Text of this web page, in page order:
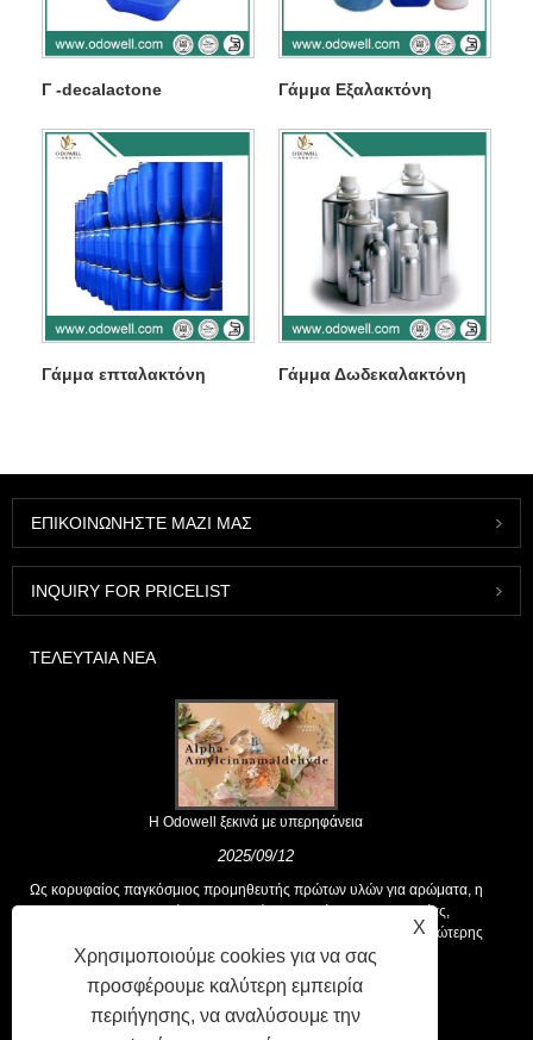
Γ -decalactone Γάμμα Εξαλακτόνη
Γάμμα επταλακτόνη Γάμμα Δωδεκαλακτόνη
ΕΠΙΚΟΙΝΩΝΉΣΤΕ ΜΑΖΊ ΜΑΣ
INQUIRY FOR PRICELIST
ΤΕΛΕΥΤΑΊΑ ΝΈΑ
Η Odowell ξεκινά με υπερηφάνεια
2025/09/12
Ως κορυφαίος παγκόσμιος προμηθευτής πρώτων υλών για αρώματα, η
Odowell υποστηρίζει μια βασική φιλοσοφία της "καινοτομίας,
επικεντρωμένης στην ποιότητα", που παρέχει σταθερά λύσεις ανώτερης
αρωτικής στους πελάτες παγκοσμίως.
X
Χρησιμοποιούμε cookies για να σας
προσφέρουμε καλύτερη εμπειρία
περιήγησης, να αναλύσουμε την